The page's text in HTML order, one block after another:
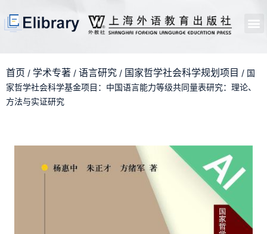
首页 / 学术专著 / 语言研究 / 国家哲学社会科学规划项目 / 国
家哲学社会科学基金项目：中国语言能力等级共同量表研究：理论、
方法与实证研究